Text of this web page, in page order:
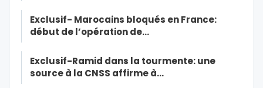
Exclusif- Marocains bloqués en France:
début de l’opération de…
Exclusif-Ramid dans la tourmente: une
source à la CNSS affirme à…